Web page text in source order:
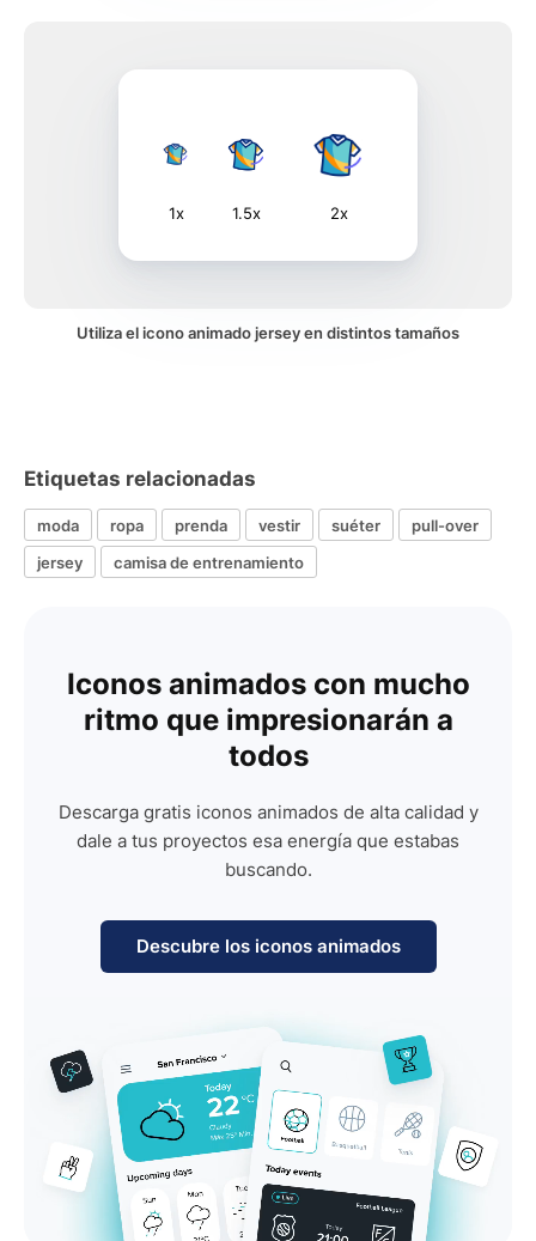
1x 1.5x 2x
Utiliza el icono animado jersey en distintos tamaños
Etiquetas relacionadas
moda ropa prenda vestir suéter
pull-over
jersey
camisa de entrenamiento
Iconos animados con mucho
ritmo que impresionarán a
todos
Descarga gratis iconos animados de alta calidad y
dale a tus proyectos esa energía que estabas
buscando.
Descubre los iconos animados